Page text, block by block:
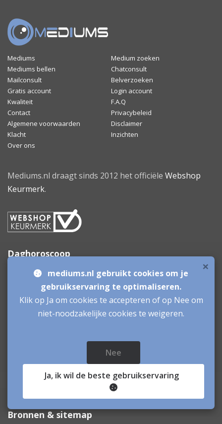
Mediums
Medium zoeken
Mediums bellen
Chatconsult
Mailconsult
Belverzoeken
Gratis account
Login account
Kwaliteit
F.A.Q
Contact
Privacybeleid
Algemene voorwaarden
Disclaimer
Klacht
Inzichten
Over ons
Mediums.nl draagt sinds 2012 het officiële Webshop
Keurmerk.
Daghoroscoop
Bronnen & sitemap
×
mediums.nl gebruikt cookies om je
gebruikservaring te optimaliseren.
Klik op Ja om cookies te accepteren of op Nee om
niet-noodzakelijke cookies te weigeren.
Nee
Ja, ik wil de beste gebruikservaring